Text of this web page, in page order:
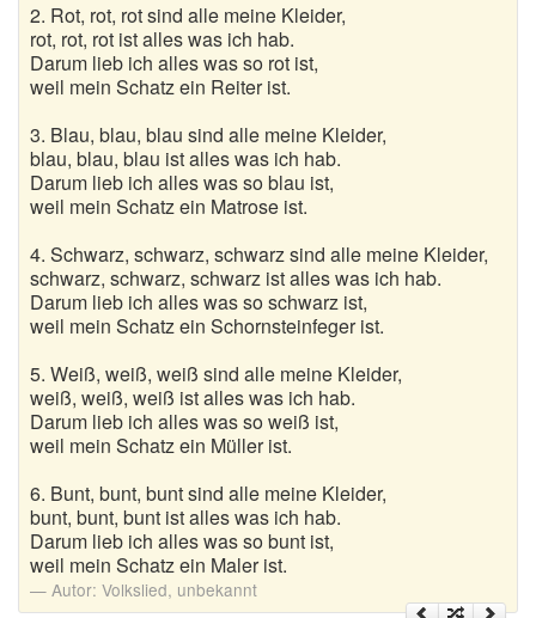
2. Rot, rot, rot sind alle meine Kleider,
rot, rot, rot ist alles was ich hab.
Darum lieb ich alles was so rot ist,
weil mein Schatz ein Reiter ist.
3. Blau, blau, blau sind alle meine Kleider,
blau, blau, blau ist alles was ich hab.
Darum lieb ich alles was so blau ist,
weil mein Schatz ein Matrose ist.
4. Schwarz, schwarz, schwarz sind alle meine Kleider,
schwarz, schwarz, schwarz ist alles was ich hab.
Darum lieb ich alles was so schwarz ist,
weil mein Schatz ein Schornsteinfeger ist.
5. Weiß, weiß, weiß sind alle meine Kleider,
weiß, weiß, weiß ist alles was ich hab.
Darum lieb ich alles was so weiß ist,
weil mein Schatz ein Müller ist.
6. Bunt, bunt, bunt sind alle meine Kleider,
bunt, bunt, bunt ist alles was ich hab.
Darum lieb ich alles was so bunt ist,
weil mein Schatz ein Maler ist.
Autor: Volkslied, unbekannt